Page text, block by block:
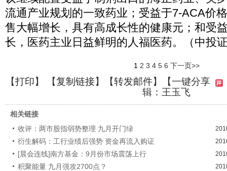
流通产业规划的一致药业；受益于7-ACA价
售大幅增长，具有高成长性的健康元；和受
长，医药主业日益鲜明的人福医药。（中投
1 2 3 4 5 6 下一页>>
【打印】 【复制链接】【转发邮件】
【一键分享
辑：王玉飞
相关链接
收评：两市股指弱势整理 九月开门绿
衍生解码：工行业绩后强势 资金再流入购证
[晨会连线]南方基金：9月份市场震荡上行
积聚能量 九月强攻2700点？